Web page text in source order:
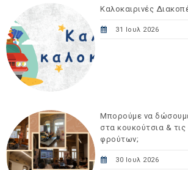
Καλοκαιρινές
31 Ιουλ 2026
Μπορούμε να
στα κουκούτσια &
φρούτων;
30 Ιουλ 2026